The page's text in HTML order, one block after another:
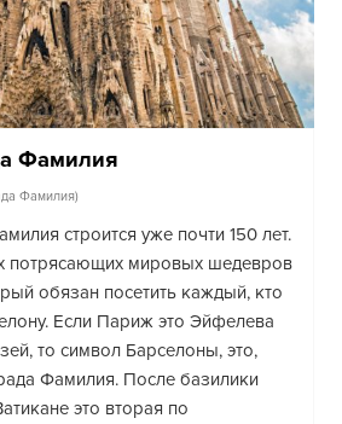
Фамилия
Фамилия)
строится уже почти 150 лет.
потрясающих мировых шедевров
обязан посетить каждый, кто
Если Париж это Эйфелева
то символ Барселоны, это,
Фамилия. После базилики
это вторая по